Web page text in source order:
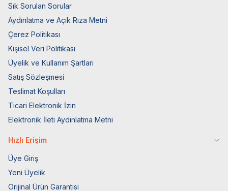
Sık Sorulan Sorular
Aydınlatma ve Açık Rıza Metni
Çerez Politikası
Kişisel Veri Politikası
Üyelik ve Kullanım Şartları
Satış Sözleşmesi
Teslimat Koşulları
Ticari Elektronik İzin
Elektronik İleti Aydınlatma Metni
Hızlı Erişim
Üye Giriş
Yeni Üyelik
Orijinal Ürün Garantisi